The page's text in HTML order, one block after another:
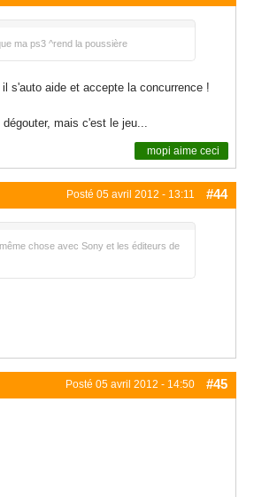
ma ps3 ^rend la poussière
s'auto aide et accepte la concurrence !
mais c'est le jeu...
mopi aime ceci
Posté 05 avril 2012 - 13:11 #44
chose avec Sony et les éditeurs de
Posté 05 avril 2012 - 14:50 #45